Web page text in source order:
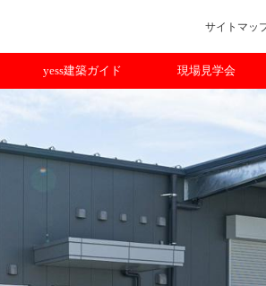
サイトマッ
yess建築ガイド 現場見学会